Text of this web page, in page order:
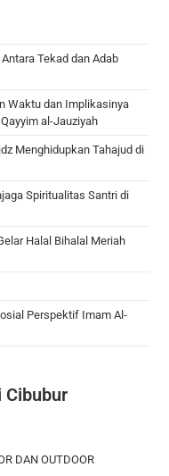
Tekad dan Adab
Waktu dan Implikasinya
al-Jauziyah
Menghidupkan Tahajud di
Spiritualitas Santri di
Halal Bihalal Meriah
Perspektif Imam Al-
Cibubur
DAN OUTDOOR